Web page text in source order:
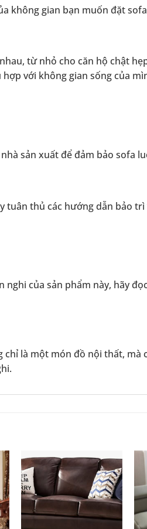
không gian bạn muốn đặt
từ nhỏ cho căn hộ chật
với không gian sống của
sản xuất để đảm bảo sofa
tuân thủ các hướng dẫn bảo
của sản phẩm này, hãy
chỉ là một món đồ nội thất,